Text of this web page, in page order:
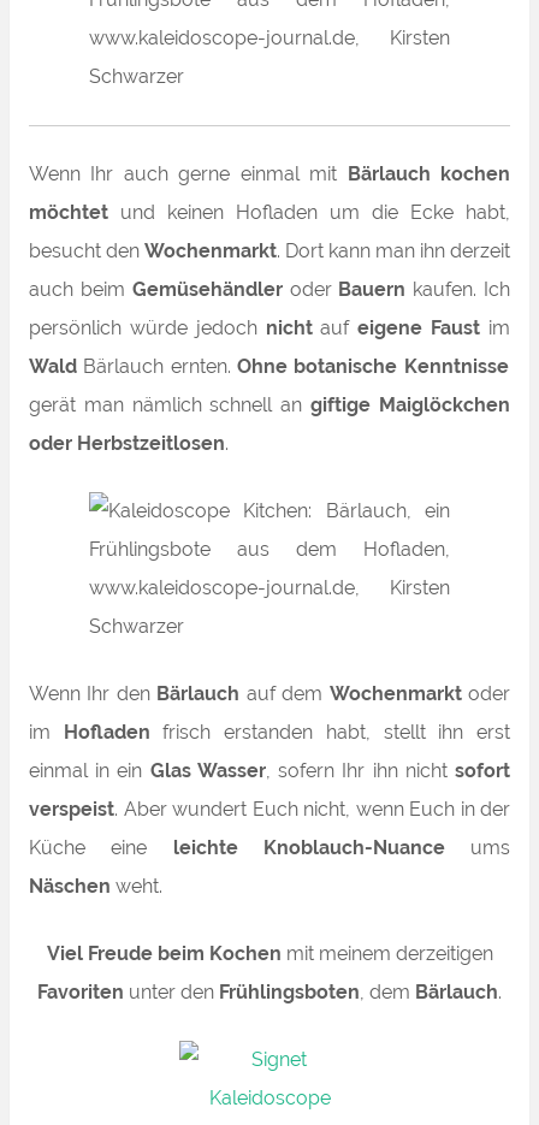
Wenn Ihr auch gerne einmal mit Bärlauch kochen
möchtet und keinen Hofladen um die Ecke habt,
besucht den Wochenmarkt. Dort kann man ihn derzeit
auch beim Gemüsehändleroder Bauern kaufen. Ich
persönlich würde jedoch nichtaufeigene Faust im
Wald Bärlauch ernten. Ohne botanische Kenntnisse
gerät man nämlich schnell angiftige Maiglöckchen
oder Herbstzeitlosen.
Wenn Ihr den Bärlauch auf dem Wochenmarktoder
im Hofladen frisch erstanden habt, stellt ihn erst
einmal in ein Glas Wasser, sofern Ihr ihn nichtsofort
verspeist. Aber wundert Euch nicht, wenn Euch in der
Küche eine leichte Knoblauch-Nuanceums
Näschen weht.
Viel Freude beim Kochen mit meinem derzeitigen
Favoriten unter den Frühlingsboten , dem Bärlauch.